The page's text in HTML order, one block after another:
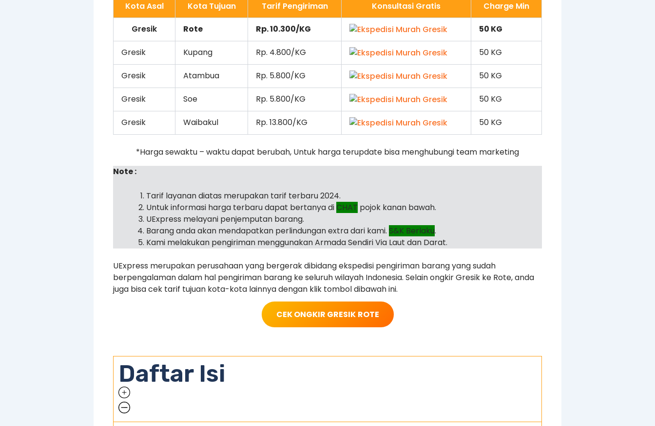
Kota Asal Kota Tujuan Tarif Pengiriman Konsultasi Gratis Charge Min
Gresik Rote Rp. 10.300/KG 50 KG
Gresik Kupang Rp. 4.800/KG 50 KG
Gresik Atambua Rp. 5.800/KG 50 KG
Gresik Soe Rp. 5.800/KG 50 KG
Gresik Waibakul Rp. 13.800/KG 50 KG
*Harga sewaktu – waktu dapat berubah, Untuk harga terupdate bisa menghubungi team marketing
Note :
Tarif layanan diatas merupakan tarif terbaru 2024.
Untuk informasi harga terbaru dapat bertanya diCHAT pojok kanan bawah.
UExpress melayani penjemputan barang.
Barang anda akan mendapatkan perlindungan extra dari kami. S&K Berlaku.
Kami melakukan pengiriman menggunakan Armada Sendiri Via Laut dan Darat.
UExpress merupakan perusahaan yang bergerak dibidang ekspedisi pengiriman barang yang sudah
berpengalaman dalam hal pengiriman barang ke seluruh wilayah Indonesia. Selain ongkir Gresik ke Rote, anda
juga bisa cek tarif tujuan kota-kota lainnya dengan klik tombol dibawah ini.
CEK ONGKIR GRESIK ROTE
Daftar Isi